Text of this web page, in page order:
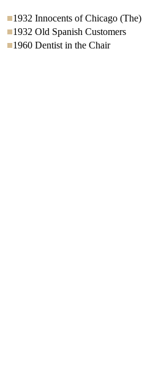
1932 Innocents of Chicago (The)
1932 Old Spanish Customers
1960 Dentist in the Chair